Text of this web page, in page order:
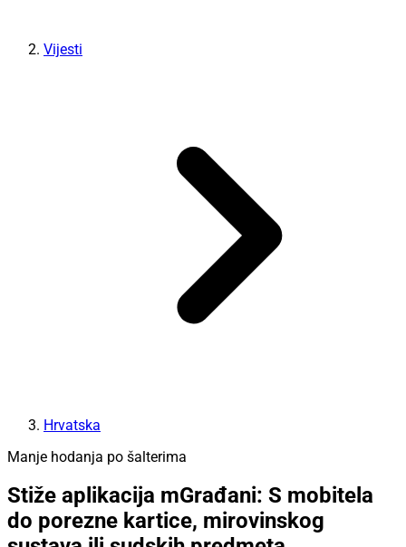
Vijesti
Hrvatska
Manje hodanja po šalterima
Stiže aplikacija mGrađani: S mobitela
do porezne kartice, mirovinskog